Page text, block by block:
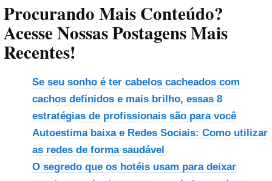
Procurando Mais Conteúdo?
Acesse Nossas Postagens Mais
Recentes!
Se seu sonho é ter cabelos cacheados com
cachos definidos e mais brilho, essas 8
estratégias de profissionais são para você
Autoestima baixa e Redes Sociais: Como utilizar
as redes de forma saudável
O segredo que os hotéis usam para deixar